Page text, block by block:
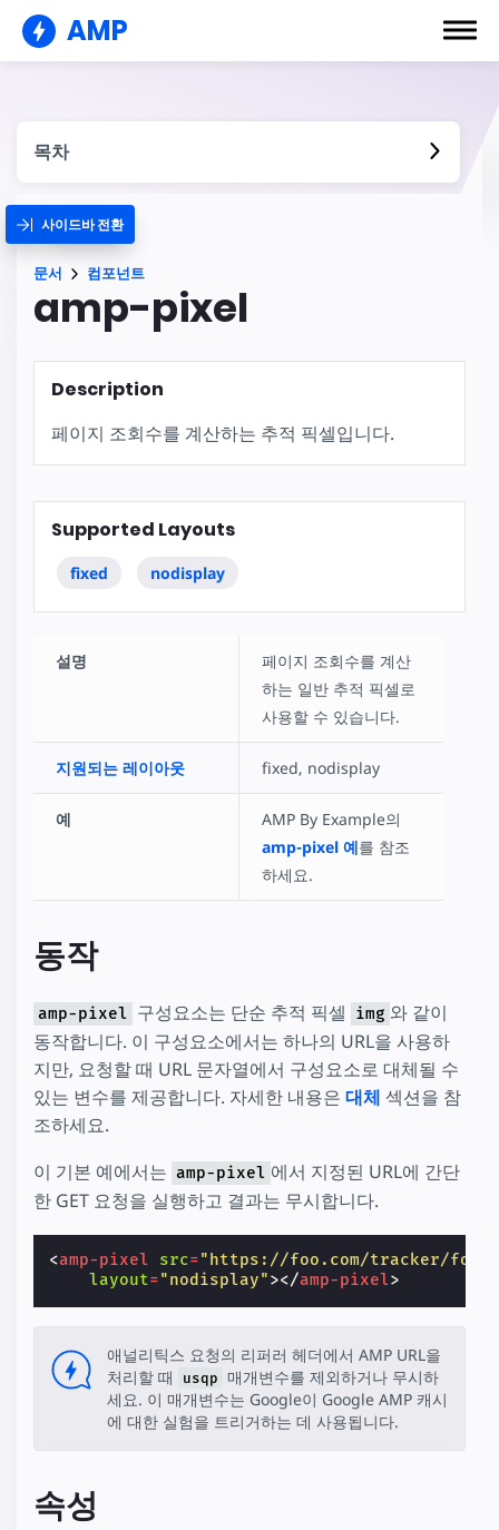
AMP
목차
사이드바 전환
문서 컴포넌트
amp-pixel
Description
페이지 조회수를 계산하는 추적 픽셀입니다.
Supported Layouts
fixed nodisplay
설명
페이지 조회수를 계산
하는 일반 추적 픽셀로
사용할 수 있습니다.
지원되는 레이아웃 fixed, nodisplay
예
AMP By Example의
amp-pixel 예를 참조
하세요.
동작
amp-pixel 구성요소는 단순 추적 픽셀 img 와 같이
동작합니다. 이 구성요소에서는 하나의 URL을 사용하
지만, 요청할 때 URL 문자열에서 구성요소로 대체될 수
있는 변수를 제공합니다. 자세한 내용은 대체 섹션을 참
조하세요.
이 기본 예에서는 amp-pixel 에서 지정된 URL에 간단
한 GET 요청을 실행하고 결과는 무시합니다.
<amp-pixel src="https://foo.com/tracker/foo"
layout="nodisplay"></amp-pixel>
애널리틱스 요청의 리퍼러 헤더에서 AMP URL을
처리할 때
usqp 매개변수를 제외하거나 무시하
세요. 이 매개변수는 Google이 Google AMP 캐시
에 대한 실험을 트리거하는 데 사용됩니다.
속성